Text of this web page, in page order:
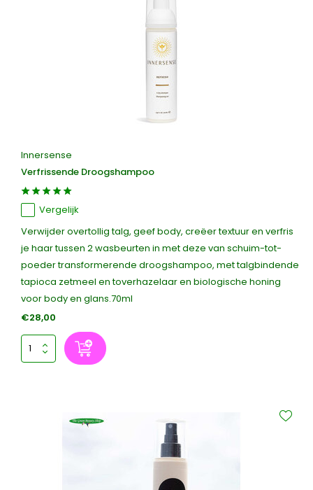
Innersense
Verfrissende Droogshampoo
Vergelijk
Verwijder overtollig talg, geef body, creëer textuur en verfris
je haar tussen 2 wasbeurten in met deze van schuim-tot-
poeder transformerende droogshampoo, met talgbindende
tapioca zetmeel en toverhazelaar en biologische honing
voor body en glans.70ml
€28,00